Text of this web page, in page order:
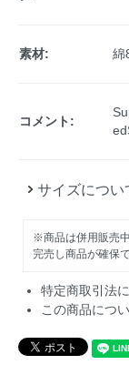
素材: 綿
コメント:
サイズについ
※商品は併用販売
完売し商品が確保
特定商取引法
この商品につ